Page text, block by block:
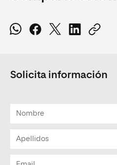
Solicita información